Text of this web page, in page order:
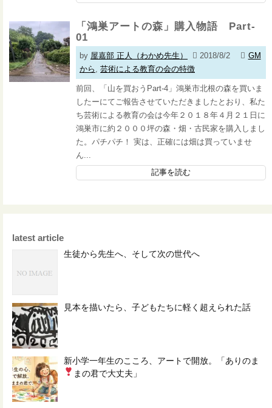
「鴻巣アートの森」購入物語 Part-
01
by 屋嘉部 正人（わかめ先生） 2018/8/2
GM
から
芸術による教育の会の特徴
前回、「山を買おうPart-4」鴻巣市北根の森を買いま
したーにてご報告させていただきましたとおり、私た
ち芸術による教育の会は今年２０１８年４月２１日に
鴻巣市に約２０００坪の森・畑・古民家を購入しまし
た。パチパチ！ 実は、正確には畑は買っていませ
ん...
記事を読む
latest article
生徒から先生へ、そして次の世代へ
見本を描いたら、子どもたちに軽く超えられた話
新小学一年生のこころ、アートで開放。「ありのま
まの君で大丈夫 」